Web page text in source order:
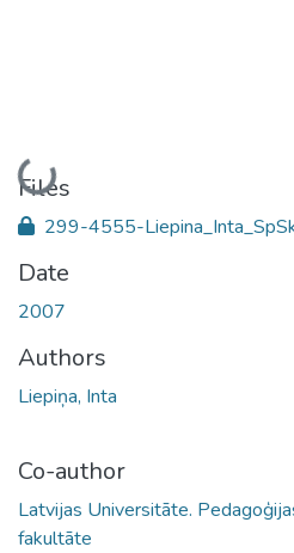
Loading...
Files
299-4555-
Date
2007
Authors
Liepiņa, Inta
Co-author
Latvijas Universitāte.
fakultāte